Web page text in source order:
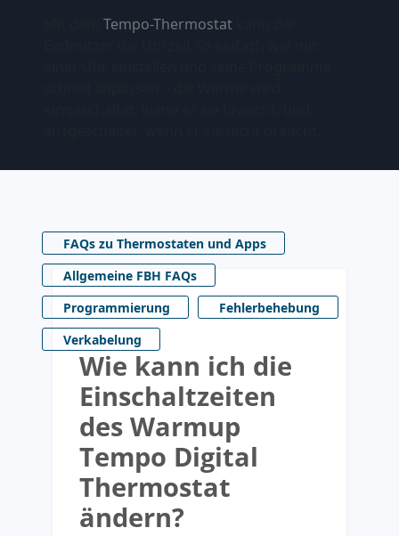
Mit demTempo-Thermostat
FAQs zu Thermostaten und Apps
Allgemeine FBH FAQs
Programmierung
Fehlerbehebung
Verkabelung
Wie kann ich die
Einschaltzeiten
des Warmup
Tempo Digital
Thermostat
ändern?